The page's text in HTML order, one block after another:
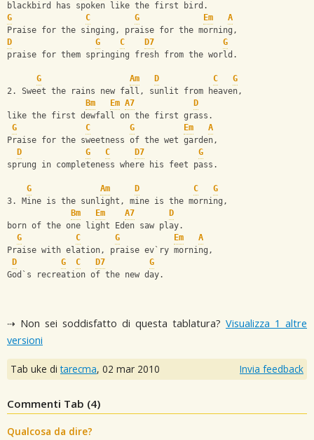
blackbird has spoken like the first bird.
G
C G Em
A
Praise for the singing, praise for the morning,
D
G C D7
G
praise for them springing fresh from the world.
G Am D C
G
2. Sweet the rains new fall, sunlit from heaven,
Bm
Em A7
D
like the first dewfall on the first grass.
G
C G Em
A
Praise for the sweetness of the wet garden,
D
G C D7
G
sprung in completeness where his feet pass.
G Am D C
G
3. Mine is the sunlight, mine is the morning,
Bm
Em A7
D
born of the one light Eden saw play.
G
C G Em
A
Praise with elation, praise ev`ry morning,
D
G C D7
G
God`s recreation of the new day.
⇢ Non sei soddisfatto di questa tablatura? Visualizza 1 altre
versioni
Tab uke ditarecma, 02 mar 2010 Invia feedback
Commenti Tab (4)
Qualcosa da dire?